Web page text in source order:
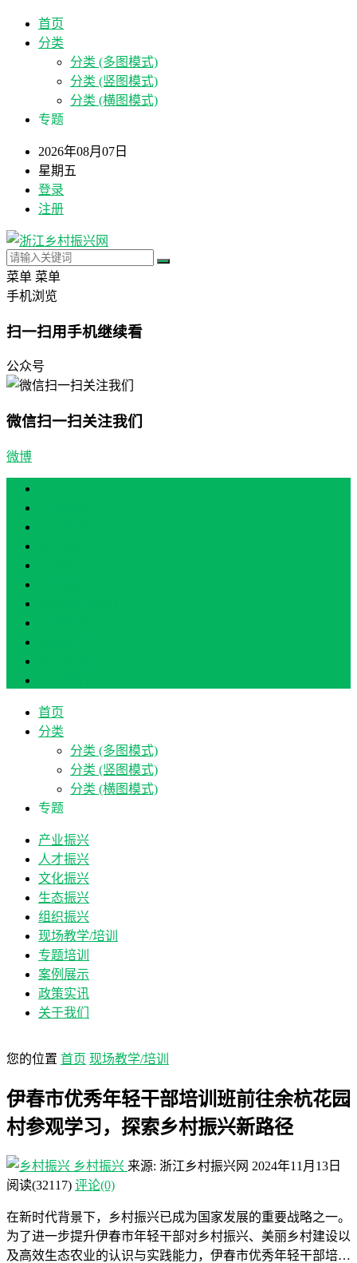
首页
分类
分类 (多图模式)
分类 (竖图模式)
分类 (横图模式)
专题
2026年08月07日
星期五
登录
注册
菜单 菜单
手机浏览
扫一扫用手机继续看
公众号
微信扫一扫关注我们
微博
首页
分类
分类 (多图模式)
分类 (竖图模式)
分类 (横图模式)
专题
产业振兴
人才振兴
文化振兴
生态振兴
组织振兴
现场教学/培训
专题培训
案例展示
政策实讯
关于我们
您的位置 首页 现场教学/培训
伊春市优秀年轻干部培训班前往余杭花园
村参观学习，探索乡村振兴新路径
乡村振兴 来源: 浙江乡村振兴网 2024年11月13日
阅读(32117) 评论(0)
在新时代背景下，乡村振兴已成为国家发展的重要战略之一。
为了进一步提升伊春市年轻干部对乡村振兴、美丽乡村建设以
及高效生态农业的认识与实践能力，伊春市优秀年轻干部培…